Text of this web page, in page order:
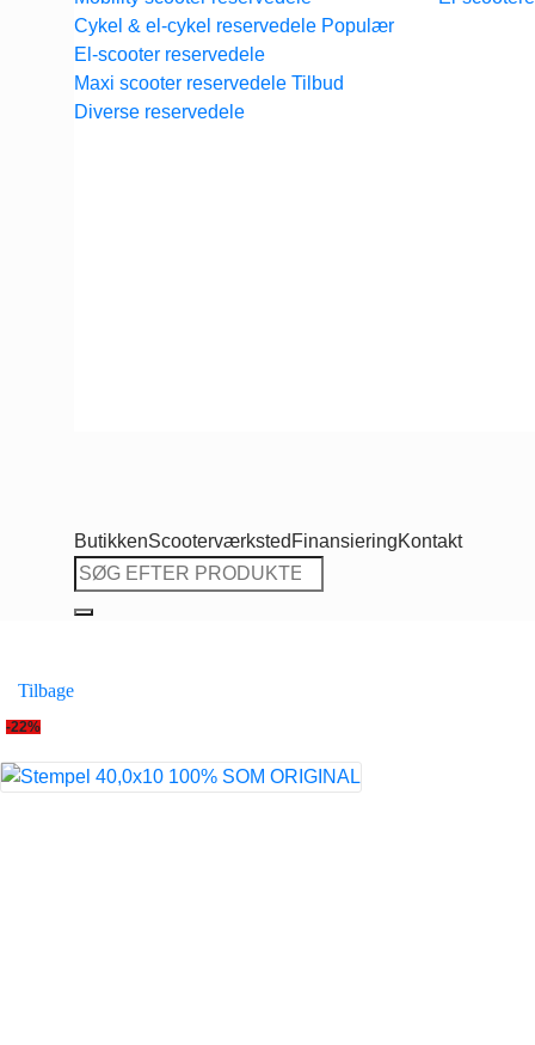
Cykel & el-cykel reservedele
El-scooter reservedele
Maxi scooter reservedele
Diverse reservedele
ButikkenScooterværksted FinansieringKontakt
Søg
efter:
Tilbage
-22%